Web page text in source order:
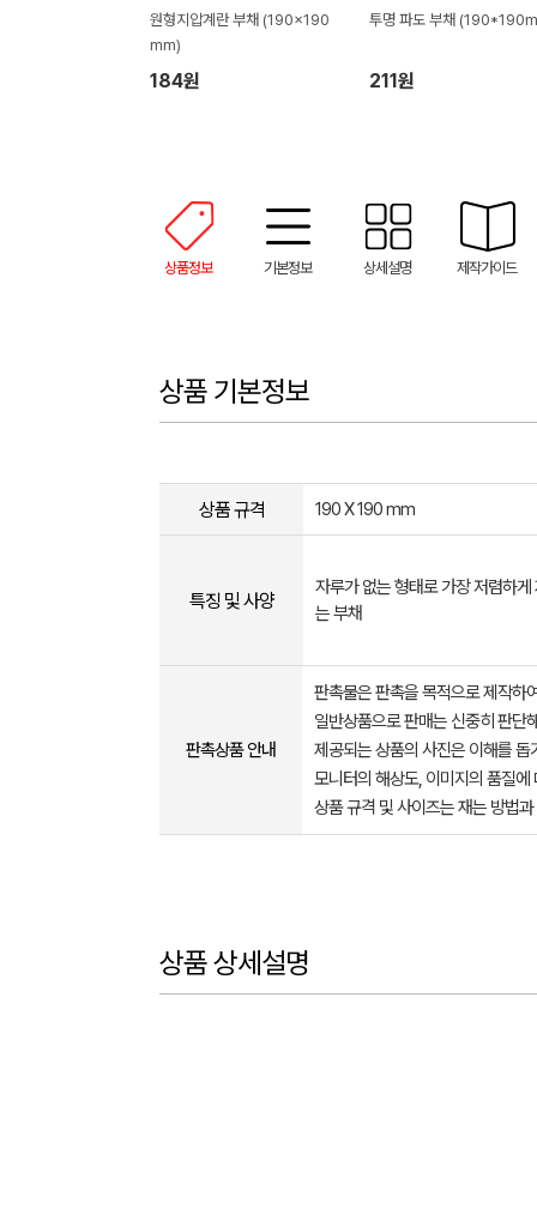
원형지압계란 부채 (190x190
mm)
184원
투명 파도 부채
211원
상품정보 기본정보 상세설명 제작가이드
상품 기본정보
상품 규격 190 X 190 mm
특징 및 사양
자루가 없는 형태로 가장 저렴하게
는 부채
판촉상품 안내
판촉물은 판촉을 목적으로 제작하
일반상품으로 판매는 신중히 판단
제공되는 상품의 사진은 이해를
모니터의 해상도, 이미지의 품질
상품 규격 및 사이즈는 재는 방법
상품 상세설명